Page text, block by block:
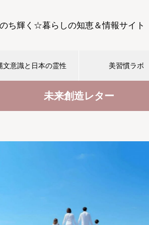
ち輝く☆暮らしの知恵＆情報サイト
文意識と日本の霊性 美習慣ラボ
未来創造レター